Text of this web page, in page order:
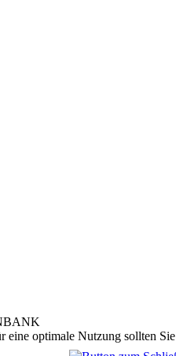
eine optimale Nutzung sollten Sie